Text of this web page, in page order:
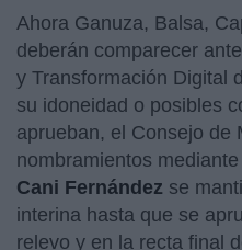
Ahora Ganuza, Balsa,
deberán comparecer
y Transformación Digital
su idoneidad o posibles
aprueban, el Consejo de
nombramientos
Cani Fernández se
interina hasta que se
relevo y en la recta final